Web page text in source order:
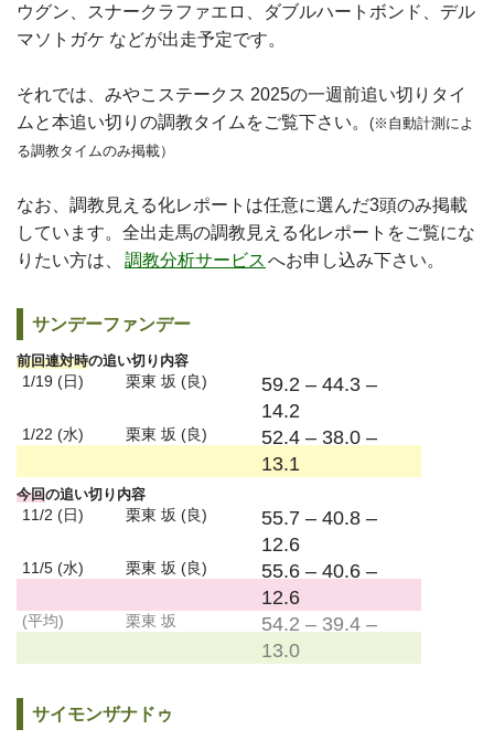
ウグン、スナークラファエロ、ダブルハートボンド、デル
マソトガケ などが出走予定です。
それでは、みやこステークス 2025の一週前追い切りタイ
ムと本追い切りの調教タイムをご覧下さい。 (※自動計測によ
る調教タイムのみ掲載）
なお、調教見える化レポートは任意に選んだ3頭のみ掲載
しています。全出走馬の調教見える化レポートをご覧にな
りたい方は、
調教分析サービス へお申し込み下さい。
サンデーファンデー
前回連対時の追い切り内容
1/19 (日) 栗東 坂 (良)
59.2 – 44.3 –
14.2
1/22 (水) 栗東 坂 (良)
52.4 – 38.0 –
13.1
今回の追い切り内容
11/2 (日) 栗東 坂 (良)
55.7 – 40.8 –
12.6
11/5 (水) 栗東 坂 (良)
55.6 – 40.6 –
12.6
(平均) 栗東 坂
54.2 – 39.4 –
13.0
サイモンザナドゥ